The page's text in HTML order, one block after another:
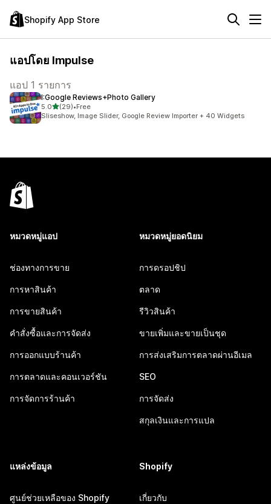
Shopify App Store
แอปโดย Impulse
แอป 1 รายการ
I:Google Reviews+Photo Gallery
5.0เต็ม 5 ดาว
(29)
ทั้งหมด 29 รีวิว
•Free
Sliseshow, Image Slider, Google Review Importer + 40 Widgets
หมวดหมู่แอป
ช่องทางการขาย
การหาสินค้า
การขายสินค้า
คำสั่งซื้อและการจัดส่ง
การออกแบบร้านค้า
การตลาดและคอนเวอร์ชัน
การจัดการร้านค้า
หมวดหมู่ยอดนิยม
การดรอปชิป
ตลาด
รีวิวสินค้า
ขายเพิ่มและขายเป็นชุด
การส่งเสริมการตลาดผ่านอีเมล
SEO
การจัดส่ง
สกุลเงินและการแปล
แหล่งข้อมูล
ศูนย์ช่วยเหลือของ Shopify
Shopify
เกี่ยวกับ